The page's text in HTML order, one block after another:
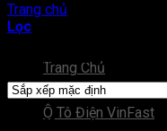
Trang Chủ
Ô Tô Điện VinFast
Trang chủ
Lọc
Hiển thị 1–12 của 15 kết
VinFast